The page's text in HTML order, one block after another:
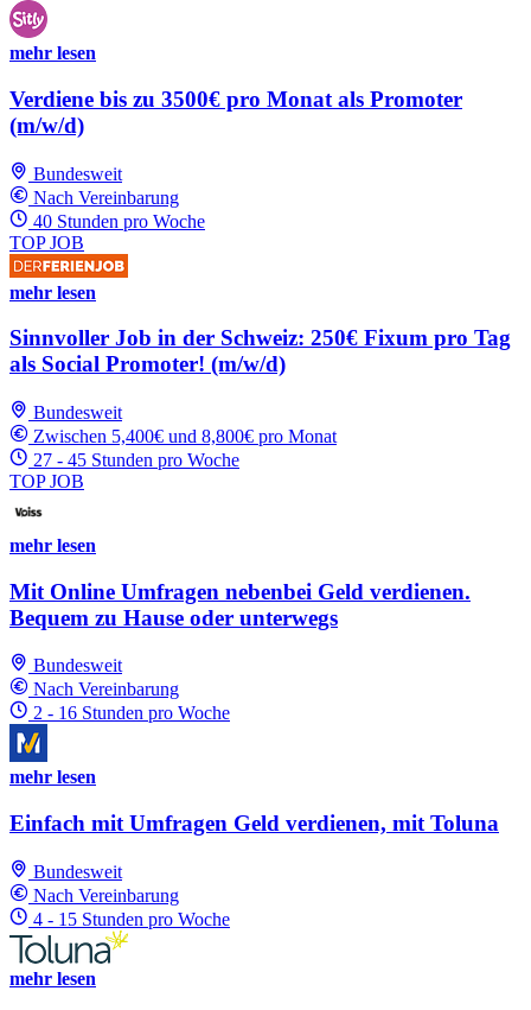
mehr lesen
Verdiene bis zu 3500€ pro Monat als Promoter
(m/w/d)
Bundesweit
Nach Vereinbarung
40 Stunden pro Woche
TOP JOB
mehr lesen
Sinnvoller Job in der Schweiz: 250€ Fixum pro Tag
als Social Promoter! (m/w/d)
Bundesweit
Zwischen 5,400€ und 8,800€ pro Monat
27 - 45 Stunden pro Woche
TOP JOB
mehr lesen
Mit Online Umfragen nebenbei Geld verdienen.
Bequem zu Hause oder unterwegs
Bundesweit
Nach Vereinbarung
2 - 16 Stunden pro Woche
mehr lesen
Einfach mit Umfragen Geld verdienen, mit Toluna
Bundesweit
Nach Vereinbarung
4 - 15 Stunden pro Woche
mehr lesen